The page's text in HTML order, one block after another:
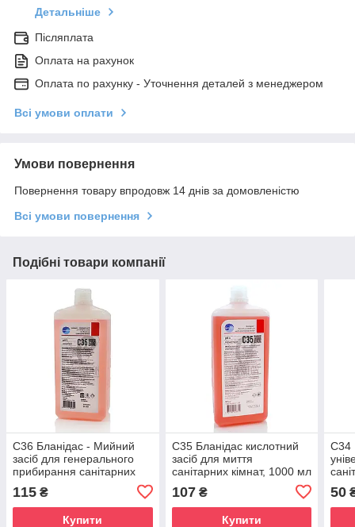
Детальніше
Післяплата
Оплата на рахунок
Оплата по рахунку - Уточнення деталей з менеджером
Всі умови оплати
Умови повернення
Повернення товару впродовж 14 днів за домовленістю
Всі умови повернення
Подібні товари компанії
С36 Бланідас - Мийний
засіб для генерального
прибирання санітарних
115 ₴
Купити
С35 Бланідас кислотний
засіб для миття
санітарних кімнат, 1000 мл
107₴
Купити
С34
50